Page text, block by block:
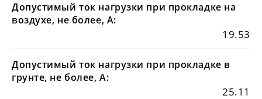
Допустимый ток нагрузки при прокладке на
воздухе, не более, А:
19.53
Допустимый ток нагрузки при прокладке в
грунте, не более, А:
25.11